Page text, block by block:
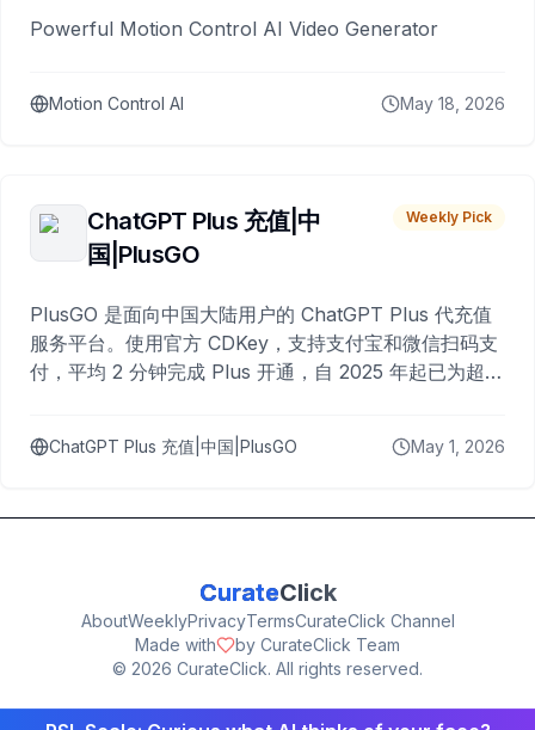
Powerful Motion Control AI Video Generator
Motion Control AI May 18, 2026
ChatGPT Plus 充值|中
国|PlusGO
Weekly Pick
PlusGO 是面向中国大陆用户的 ChatGPT Plus 代充值
服务平台。使用官方 CDKey，支持支付宝和微信扫码支
付，平均 2 分钟完成 Plus 开通，自 2025 年起已为超过
ChatGPT Plus 充值|中国|PlusGO May 1, 2026
CurateClick
AboutWeeklyPrivacyTermsCurateClick Channel
Made with
by CurateClick Team
© 2026 CurateClick. All rights reserved.